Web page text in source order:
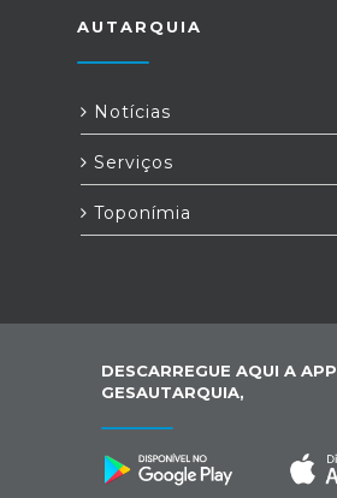
AUTARQUIA
Notícias
Serviços
Toponímia
DESCARREGUE AQUI A APP
GESAUTARQUIA,